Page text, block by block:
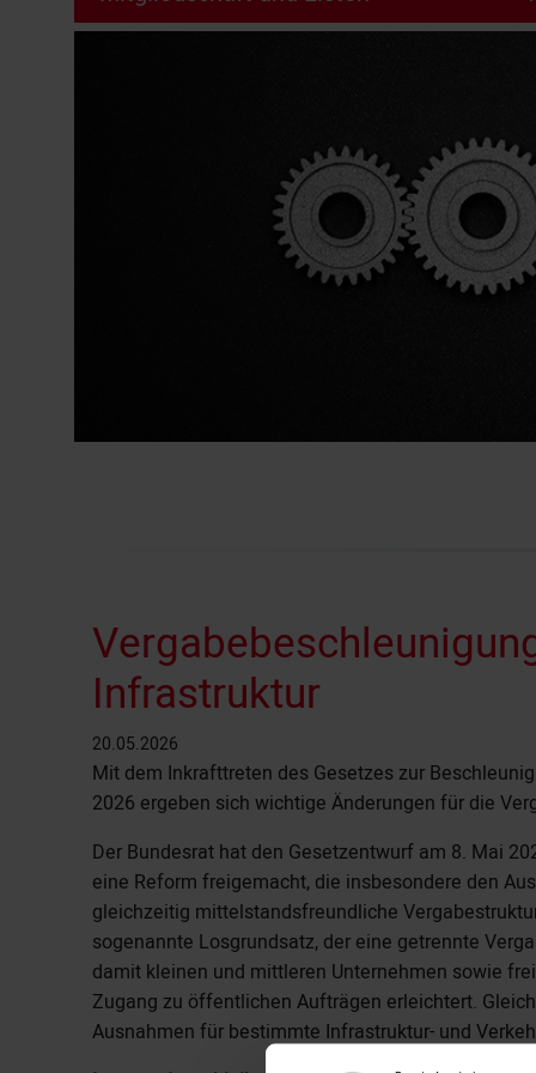
Infrastruktur
20.05.2026
Mit dem Inkrafttreten des Gesetzes zur
2026 ergeben sich wichtige Änderungen für die
Der Bundesrat hat den Gesetzentwurf am 8. Mai
eine Reform freigemacht, die insbesondere den
gleichzeitig mittelstandsfreundliche
sogenannte Losgrundsatz, der eine getrennte
damit kleinen und mittleren Unternehmen sowie
Zugang zu öffentlichen Aufträgen erleichtert.
Ausnahmen für bestimmte Infrastruktur- und